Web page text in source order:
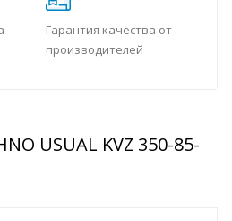
Гарантия качества от
производителей
USUAL KVZ 350-85-